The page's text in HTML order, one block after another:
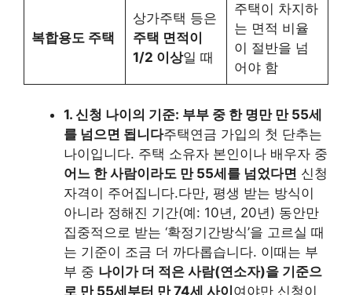
복합용도 주택
상가주택 등은
주택 면적이
1/2 이상일 때
주택이 차지하
는 면적 비율
이 절반을 넘
어야 함
1. 신청 나이의 기준: 부부 중 한 명만 만 55세
를 넘으면 됩니다주택연금 가입의 첫 단추는
나이입니다. 주택 소유자 본인이나 배우자 중
어느 한 사람이라도 만 55세를 넘었다면 신청
자격이 주어집니다.다만, 평생 받는 방식이
아니라 정해진 기간(예: 10년, 20년) 동안만
집중적으로 받는 ‘확정기간방식’을 고르실 때
는 기준이 조금 더 까다롭습니다. 이때는 부
부 중 나이가 더 적은 사람(연소자)을 기준으
로 만 55세부터 만 74세 사이여야만 신청이